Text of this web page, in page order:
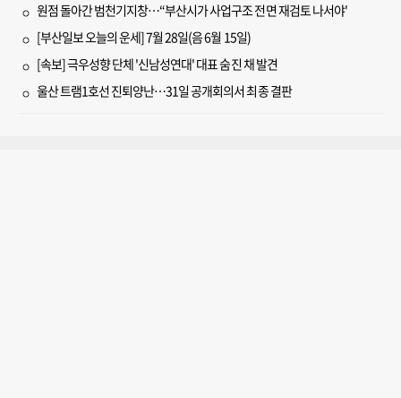
원점 돌아간 범천기지창…“부산시가 사업구조 전면 재검토 나서야'
[부산일보 오늘의 운세] 7월 28일(음 6월 15일)
[속보] 극우성향 단체 '신남성연대' 대표 숨진 채 발견
울산 트램1호선 진퇴양난…31일 공개회의서 최종 결판